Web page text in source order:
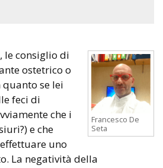
Francesco De
Seta
ostetrico o
se lei
feci di
che i
e che
uno
La negatività della